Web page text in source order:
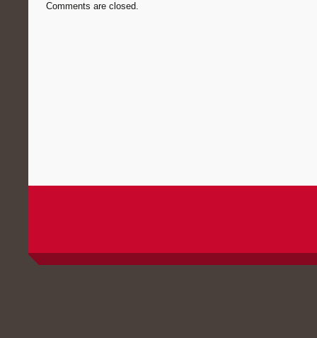
Comments are closed.